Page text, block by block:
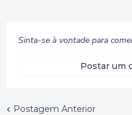
Sinta-se à vontade para
Postar um
Postagem Anterior